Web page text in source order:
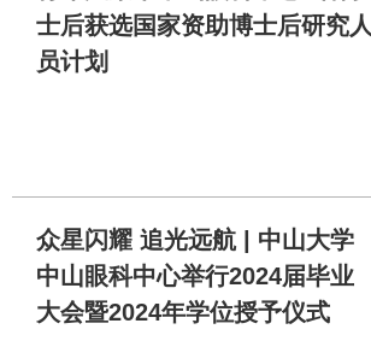
文明号评审答辩会。 中山眼科中心党委高
度重视青年文明号创建工作，中心党委书
记李强以及党委办公室、医务处等职能部
心团委委员肖铭哲、中山大学附属第三医
院团委副书记陈潮金以及中山大学附属第
六医院团委副书记张源泉等具有丰富创建
青年文明号经
士后获选国家资助博士后研究人
员计划
众星闪耀 追光远航 | 中山大学
中山眼科中心举行2024届毕业
大会暨2024年学位授予仪式